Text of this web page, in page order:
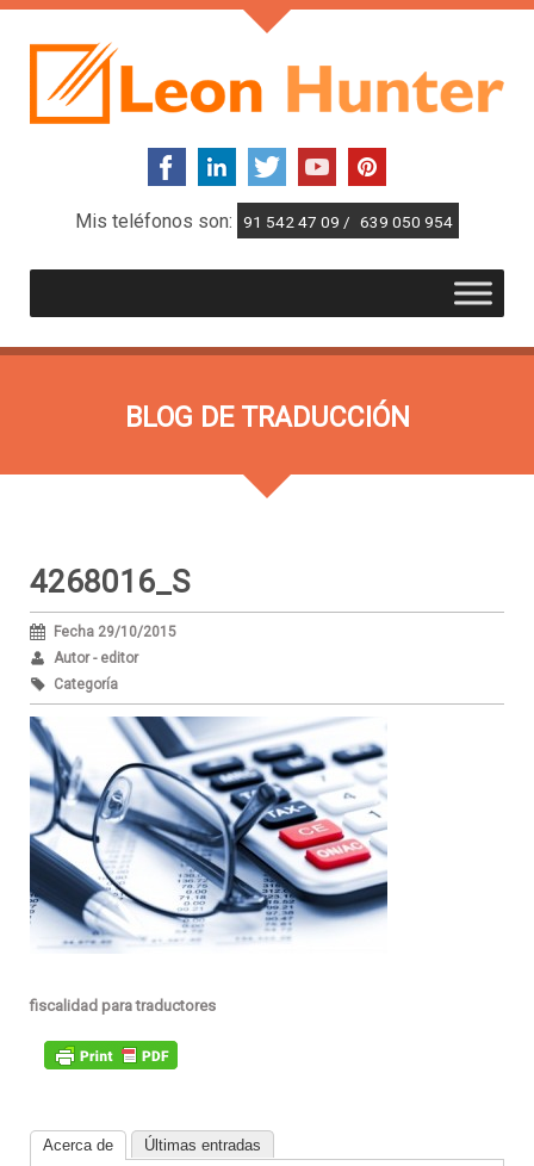
Mis teléfonos son: 91 542 47 09 / 639 050 954
BLOG DE TRADUCCIÓN
4268016_S
Fecha 29/10/2015
Autor - editor
Categoría
fiscalidad para traductores
Acerca de Últimas entradas